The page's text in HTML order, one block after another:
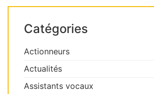
Catégories
Actionneurs
Actualités
Assistants vocaux